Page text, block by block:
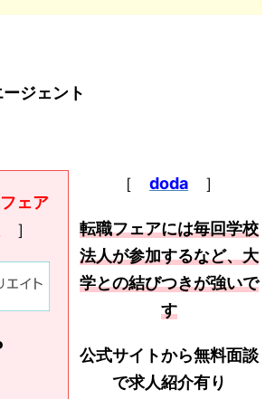
ジェント
ェア
］
［doda ］
転職フェアには毎回学校
法人が参加するなど、大
学との結びつきが強いで
す
公式サイトから無料面談
で求人紹介有り